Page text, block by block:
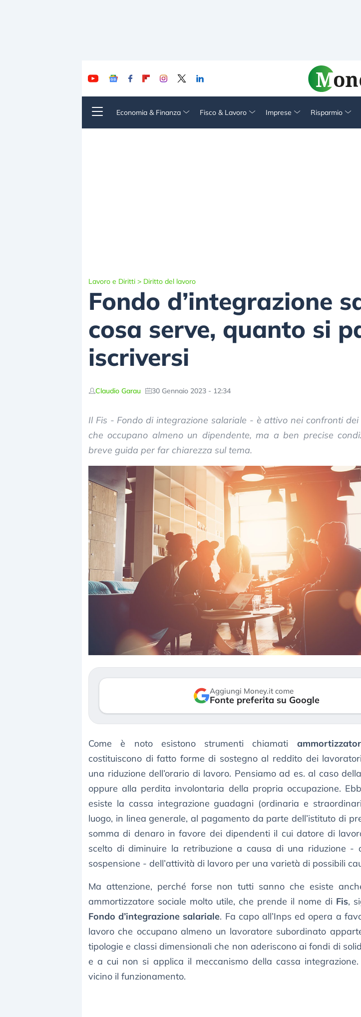
Economia & Finanza Fisco & Lavoro Imprese Risparmio
Lavoro e Diritti > Diritto del lavoro
Fondo d’integrazione
cosa serve, quanto si
iscriversi
Claudio Garau 30 Gennaio 2023 - 12:34
Il Fis - Fondo di integrazione salariale - è attivo nei confronti
che occupano almeno un dipendente, ma a ben precise
breve guida per far chiarezza sul tema.
Aggiungi Money.it come
Fonte preferita su Google
Come è noto esistono strumenti chiamati
costituiscono di fatto forme di sostegno al reddito dei
una riduzione dell’orario di lavoro. Pensiamo ad es. al caso
oppure alla perdita involontaria della propria occupazione.
esiste la cassa integrazione guadagni (ordinaria e
luogo, in linea generale, al pagamento da parte dell’istituto di
somma di denaro in favore dei dipendenti il cui datore di
scelto di diminuire la retribuzione a causa di una riduzione -
sospensione - dell’attività di lavoro per una varietà di possibili
Ma attenzione, perché forse non tutti sanno che esiste
ammortizzatore sociale molto utile, che prende il nome di Fis,
Fondo d’integrazione salariale. Fa capo all’Inps ed opera a
lavoro che occupano almeno un lavoratore subordinato
tipologie e classi dimensionali che non aderiscono ai fondi di
e a cui non si applica il meccanismo della cassa
vicino il funzionamento.
Dalle valutazioni estreme alla
correzione. Cosa sta guidando il
repricing degli asset?
mostrando segni di stanchezza
verso le (…)
«La mia vita è
in preda al panico
della bolla AI
Kospi, mentre gli
30 luglio 2026